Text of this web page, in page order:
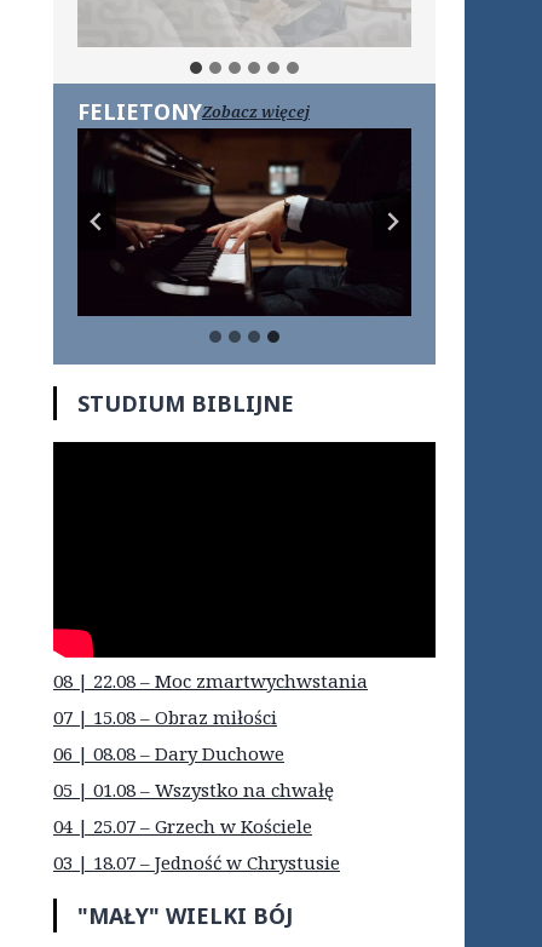
FELIETONYZobacz więcej
STUDIUM BIBLIJNE
08 | 22.08 – Moc zmartwychwstania
07 | 15.08 – Obraz miłości
06 | 08.08 – Dary Duchowe
05 | 01.08 – Wszystko na chwałę
04 | 25.07 – Grzech w Kościele
03 | 18.07 – Jedność w Chrystusie
"MAŁY" WIELKI BÓJ